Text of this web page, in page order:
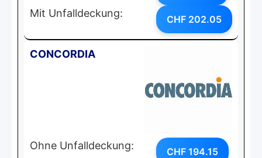
Mit Unfalldeckung: CHF 202.05
CONCORDIA
Ohne Unfalldeckung: CHF 194.15